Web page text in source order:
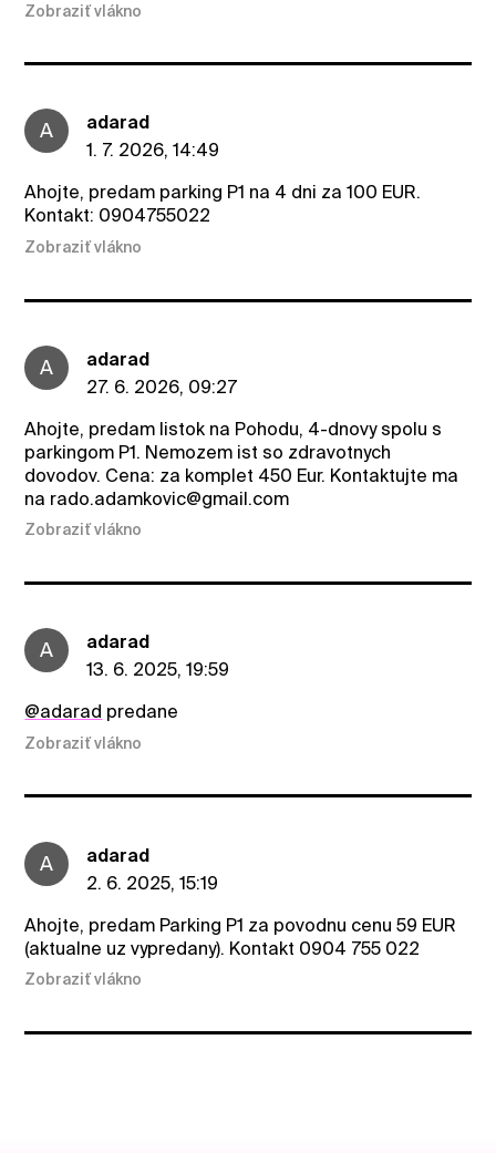
Zobraziť vlákno
A
adarad
1. 7. 2026, 14:49
Ahojte, predam parking P1 na 4 dni za 100 EUR.
Kontakt: 0904755022
Zobraziť vlákno
A
adarad
27. 6. 2026, 09:27
Ahojte, predam listok na Pohodu, 4-dnovy spolu s
parkingom P1. Nemozem ist so zdravotnych
dovodov. Cena: za komplet 450 Eur. Kontaktujte ma
na rado.adamkovic@gmail.com
Zobraziť vlákno
A
adarad
13. 6. 2025, 19:59
@adarad predane
Zobraziť vlákno
A
adarad
2. 6. 2025, 15:19
Ahojte, predam Parking P1 za povodnu cenu 59 EUR
(aktualne uz vypredany). Kontakt 0904 755 022
Zobraziť vlákno